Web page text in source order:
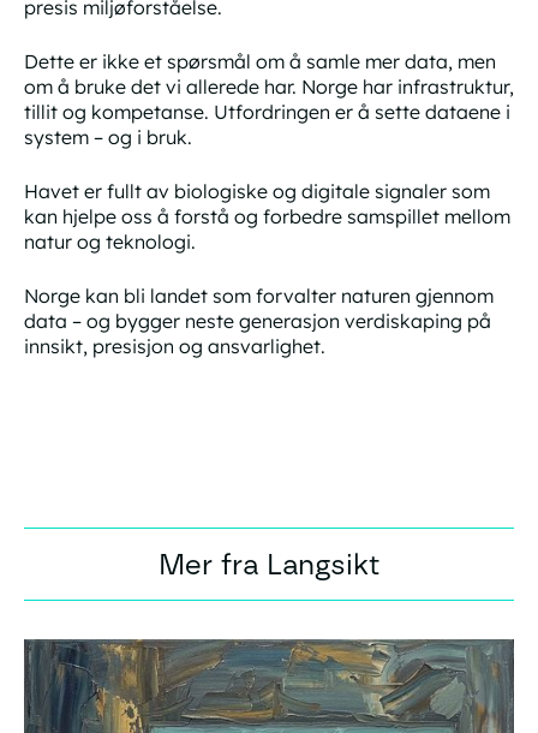
presis miljøforståelse.
Dette er ikke et spørsmål om å samle mer data, men
om å bruke det vi allerede har. Norge har infrastruktur,
tillit og kompetanse. Utfordringen er å sette dataene i
system – og i bruk.
Havet er fullt av biologiske og digitale signaler som
kan hjelpe oss å forstå og forbedre samspillet mellom
natur og teknologi.
Norge kan bli landet som forvalter naturen gjennom
data – og bygger neste generasjon verdiskaping på
innsikt, presisjon og ansvarlighet.
Mer fra Langsikt